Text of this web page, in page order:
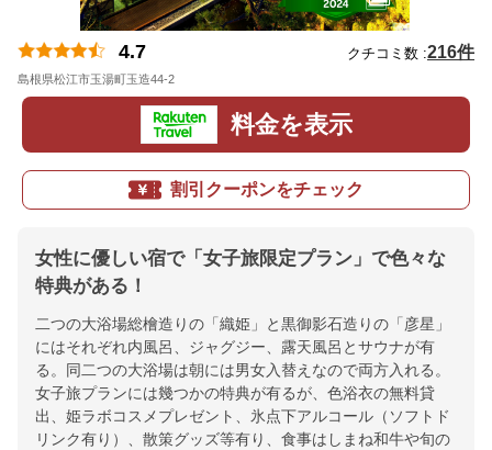
4.7 クチコミ数 :216件
島根県松江市玉湯町玉造44-2
料金を表示
割引クーポンをチェック
女性に優しい宿で「女子旅限定プラン」で色々な
特典がある！
二つの大浴場総檜造りの「織姫」と黒御影石造りの「彦星」
にはそれぞれ内風呂、ジャグジー、露天風呂とサウナが有
る。同二つの大浴場は朝には男女入替えなので両方入れる。
女子旅プランには幾つかの特典が有るが、色浴衣の無料貸
出、姫ラボコスメプレゼント、氷点下アルコール（ソフトド
リンク有り）、散策グッズ等有り、食事はしまね和牛や旬の